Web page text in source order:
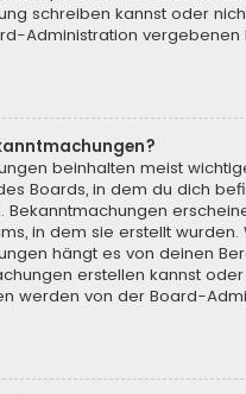
schreiben kannst oder
Administration vergebenen
beinhalten meist
Boards, in dem du dich
Bekanntmachungen
in dem sie erstellt
hängt es von deinen
erstellen kannst oder
werden von der Board-